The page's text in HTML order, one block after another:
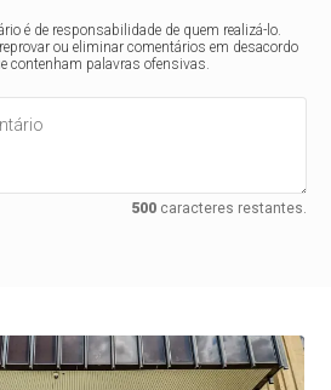
é de responsabilidade de quem realizá-lo.
ou eliminar comentários em desacordo
contenham palavras ofensivas.
500caracteres restantes.